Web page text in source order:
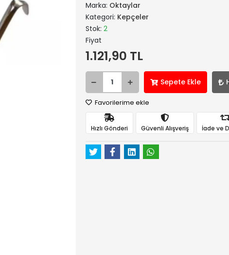
Marka: Oktaylar
Kategori: Kepçeler
Stok: 2
Fiyat
1.121,90 TL
Sepete Ekle
Favorilerime ekle
Hızlı Gönderi Güvenli Alışveriş İade ve